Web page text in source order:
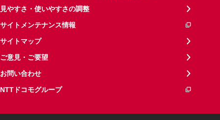
見やすさ・使いやすさの調整
サイトメンテナンス情報
サイトマップ
ご意見・ご要望
お問い合わせ
NTTドコモグループ